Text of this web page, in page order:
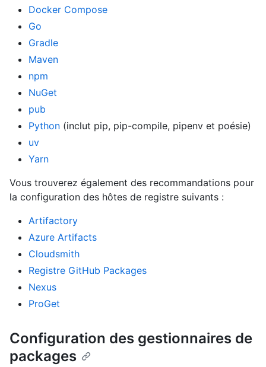
Docker Compose
Go
Gradle
Maven
npm
NuGet
pub
Python (inclut pip, pip-compile, pipenv et poésie)
uv
Yarn
Vous trouverez également des recommandations pour
la configuration des hôtes de registre suivants :
Artifactory
Azure Artifacts
Cloudsmith
Registre GitHub Packages
Nexus
ProGet
Configuration des gestionnaires de
packages